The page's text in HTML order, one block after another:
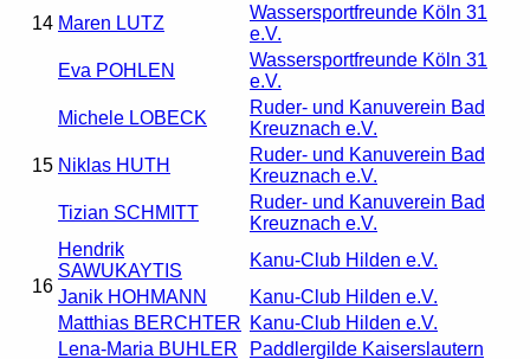
14 Maren LUTZ
Wassersportfreunde Köln 31
e.V.
Eva POHLEN
Wassersportfreunde Köln 31
e.V.
15
Michele LOBECK
Ruder- und Kanuverein Bad
Kreuznach e.V.
Niklas HUTH
Ruder- und Kanuverein Bad
Kreuznach e.V.
Tizian SCHMITT
Ruder- und Kanuverein Bad
Kreuznach e.V.
16
Hendrik
SAWUKAYTIS
Kanu-Club Hilden e.V.
Janik HOHMANN
Kanu-Club Hilden e.V.
Matthias BERCHTER Kanu-Club Hilden e.V.
Lena-Maria BUHLER
Paddlergilde Kaiserslautern